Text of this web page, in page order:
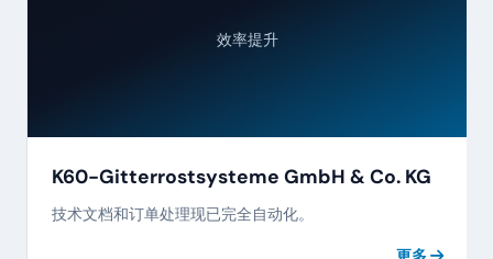
效率提升
K60-Gitterrostsysteme GmbH & Co. KG
技术文档和订单处理现已完全自动化。